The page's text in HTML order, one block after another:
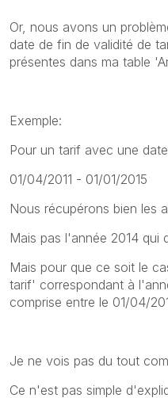
Or, nous avons un
date de fin de validité de
présentes dans ma table '
Exemple:
Pour un tarif avec une
01/04/2011 - 01/01/2015
Nous récupérons bien les
Mais pas l'année 2014 qui
Mais pour que ce soit le
tarif' correspondant à
comprise entre le 01/04/
Je ne vois pas du tout
Ce n'est pas simple